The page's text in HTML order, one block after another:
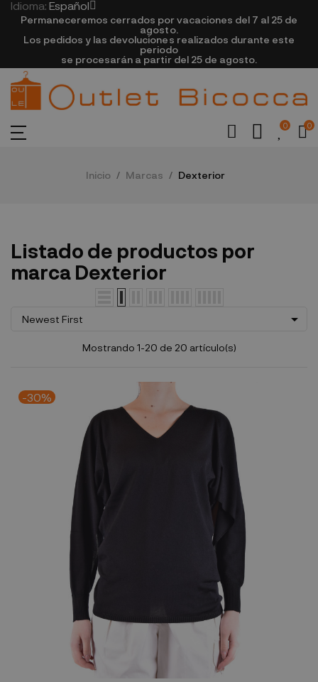
Idioma: Español
Permaneceremos cerrados por vacaciones del 7 al 25 de
agosto.
Los pedidos y las devoluciones realizados durante este
periodo
se procesarán a partir del 25 de agosto.
0 0
Inicio Marcas Dexterior
Listado de productos por
marca Dexterior
Newest First 
Mostrando 1-20 de 20 artículo(s)
-30%